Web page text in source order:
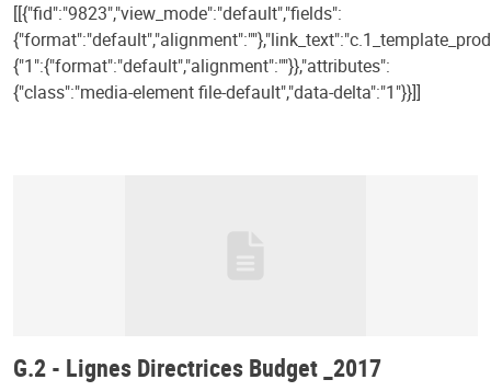
[[{"fid":"9823","view_mode":"default","fields":
{"1":{"format":"default","alignment":""}},"attributes":
{"class":"media-element file-default","data-delta":"1"}}]]
G.2 - Lignes Directrices Budget _2017